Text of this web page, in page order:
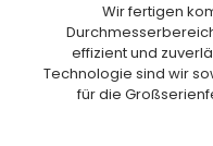
Wir fertigen
effizient und
Technologie sind wir
für die